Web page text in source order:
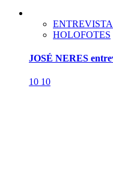
HOLOFOTES
JOSÉ NERES
10 10